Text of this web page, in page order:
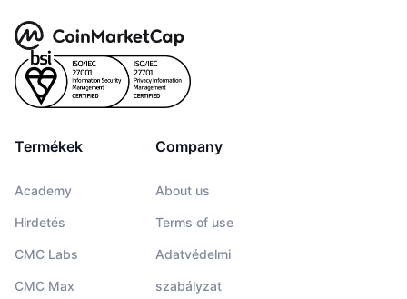
Termékek
Academy
Hirdetés
CMC Labs
CMC Max
Company
About us
Terms of use
Adatvédelmi
szabályzat